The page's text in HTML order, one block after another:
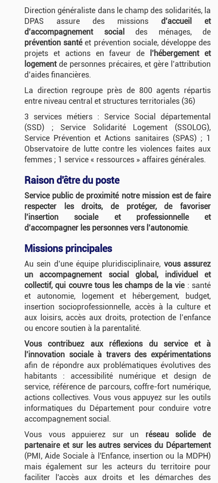
Direction généraliste dans le champ des solidarités, la
DPAS assure des missions d’accueil et
d’accompagnement social
des ménages, de
prévention santéet prévention sociale, développe des
projets et actions en faveur de l’hébergement et
logementde personnes précaires, et gère l’attribution
d’aides financières.
La direction regroupe près de 800 agents répartis
entre niveau central et structures territoriales (36)
3 services métiers : Service Social départemental
(SSD) ; Service Solidarité Logement (SSOLOG),
Service Prévention et Actions sanitaires (SPAS) ; 1
Observatoire de lutte contre les violences faites aux
femmes ; 1 service « ressources » affaires générales.
Raison d'être du poste
Service public de proximité notre mission est de faire
respecter les droits, de protéger, de favoriser
l’insertion sociale et professionnelle et
d’accompagner les personnes vers l’autonomie.
Missions principales
Au sein d’une équipe pluridisciplinaire, vous assurez
un accompagnement social global, individuel et
collectif, qui couvre tous les champs de la vie: santé
et autonomie, logement et hébergement, budget,
insertion socioprofessionnelle, accès à la culture et
aux loisirs, accès aux droits, protection de l’enfance
ou encore soutien à la parentalité.
Vous contribuez aux réflexions du service et à
l’innovation sociale à travers des expérimentations
afin de répondre aux problématiques évolutives des
habitants : accessibilité numérique et design de
service, référence de parcours, coffre-fort numérique,
actions collectives. Vous vous appuyez sur les outils
informatiques du Département pour conduire votre
accompagnement social.
Vous vous appuierez sur un réseau solide de
partenaire et sur les autres services du Département
(PMI, Aide Sociale à l'Enfance, insertion ou la MDPH)
mais également sur les acteurs du territoire pour
faciliter l'accès aux droits et les démarches des